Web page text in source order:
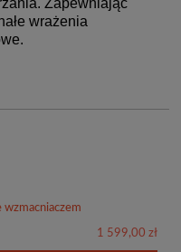
Zapewniając
wrażenia
wzmacniaczem
1 599,00 zł